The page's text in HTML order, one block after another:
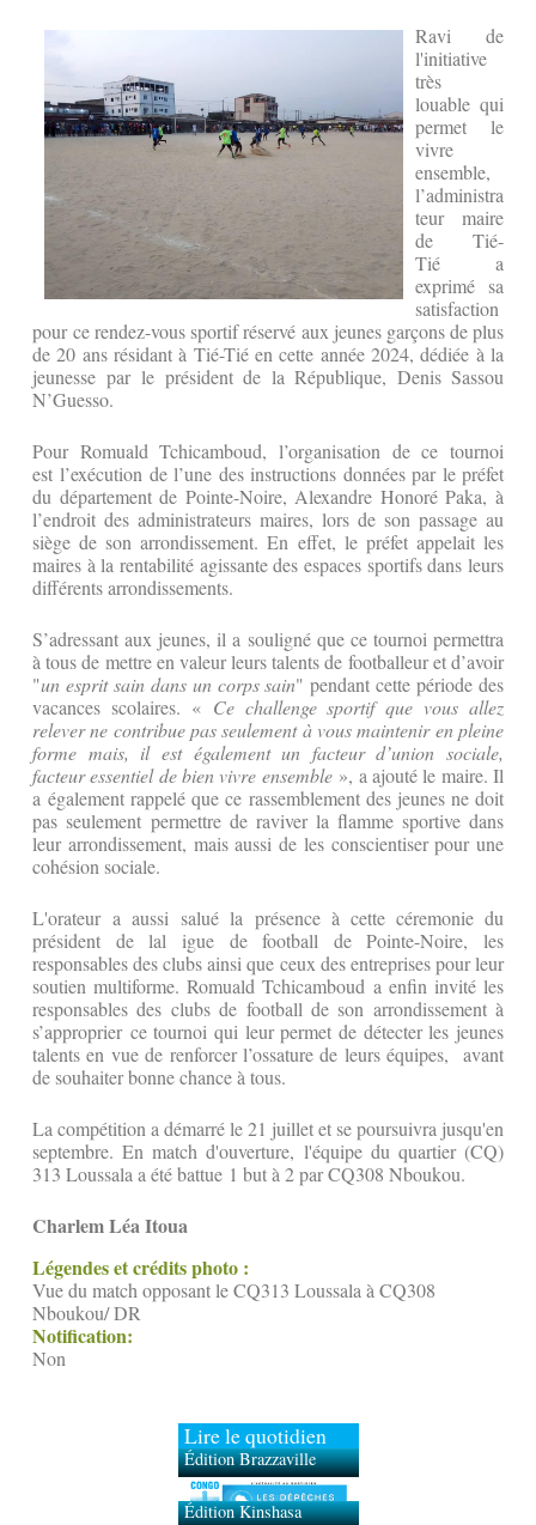
Ravi de
l'initiative
très
louable qui
permet le
vivre
ensemble,
l’administra
teur maire
de Tié-
Tié a
exprimé sa
satisfaction
pour ce rendez-vous sportif réservé aux jeunes garçons de plus
de 20 ans résidant à Tié-Tié en cette année 2024, dédiée à la
jeunesse par le président de la République, Denis Sassou
N’Guesso.
Pour Romuald Tchicamboud, l’organisation de ce tournoi
est l’exécution de l’une des instructions données par le préfet
du département de Pointe-Noire, Alexandre Honoré Paka, à
l’endroit des administrateurs maires, lors de son passage au
siège de son arrondissement. En effet, le préfet appelait les
maires à la rentabilité agissante des espaces sportifs dans leurs
différents arrondissements.
S’adressant aux jeunes, il a souligné que ce tournoi permettra
à tous de mettre en valeur leurs talents de footballeur et d’avoir
"un esprit sain dans un corps sain" pendant cette période des
vacances scolaires. « Ce challenge sportif que vous allez
relever ne contribue pas seulement à vous maintenir en pleine
forme mais, il est également un facteur d’union sociale,
facteur essentiel de bien vivre ensemble», a ajouté le maire. Il
a également rappelé que ce rassemblement des jeunes ne doit
pas seulement permettre de raviver la flamme sportive dans
leur arrondissement, mais aussi de les conscientiser pour une
cohésion sociale.
L'orateur a aussi salué la présence à cette céremonie du
président de lal igue de football de Pointe-Noire, les
responsables des clubs ainsi que ceux des entreprises pour leur
soutien multiforme. Romuald Tchicamboud a enfin invité les
responsables des clubs de football de son arrondissement à
s’approprier ce tournoi qui leur permet de détecter les jeunes
talents en vue de renforcer l’ossature de leurs équipes, avant
de souhaiter bonne chance à tous.
La compétition a démarré le 21 juillet et se poursuivra jusqu'en
septembre. En match d'ouverture, l'équipe du quartier (CQ)
313 Loussala a été battue 1 but à 2 par CQ308 Nboukou.
Charlem Léa Itoua
Légendes et crédits photo :
Vue du match opposant le CQ313 Loussala à CQ308
Nboukou/ DR
Notification:
Non
Lire le quotidien
Édition Brazzaville
Édition Kinshasa